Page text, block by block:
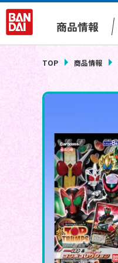
商品情報
TOP 商品情報